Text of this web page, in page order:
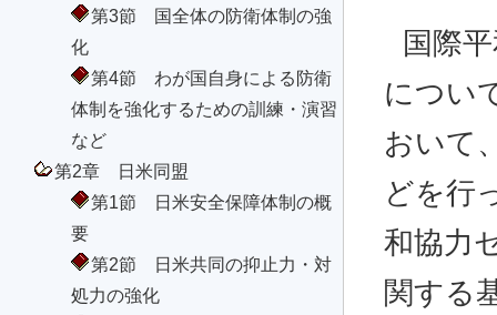
第3節 国全体の防衛体制の強
化
第4節 わが国自身による防衛
体制を強化するための訓練・演習
など
第2章 日米同盟
第1節 日米安全保障体制の概
要
第2節 日米共同の抑止力・対
処力の強化
国際
につい
おいて
どを行
和協力
関する